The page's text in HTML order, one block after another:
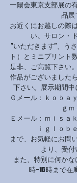
一陽会東京支部展の
品展
お近くにお越しの際
い。サロン・
”いただきます”、う
ト）とミニプリント
是非、ご高覧下さい
作品がございました
下さい。展示期間中
Ｇメール：ｋｏｂａ
ｇｍ
Ｅメール：ｍｉｓａ
ｉｇｌｏｂ
まで、お気軽にお問
より、受付
また、特別に何かな
時~15時まで在